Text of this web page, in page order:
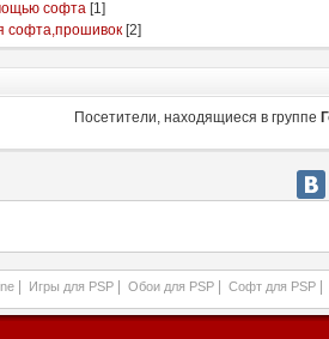
софта[1]
софта,прошивок[2]
Посетители, находящиеся в группе
Игры для PSP Обои для PSP Софт для PSP